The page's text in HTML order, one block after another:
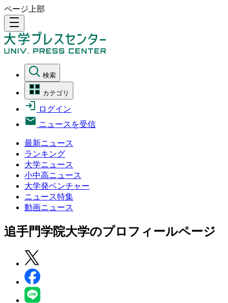
ページ上部
density_medium
検索
カテゴリ
ログイン
ニュースを受信
最新ニュース
ランキング
大学ニュース
小中高ニュース
大学発ベンチャー
ニュース特集
動画ニュース
追手門学院大学のプロフィールページ